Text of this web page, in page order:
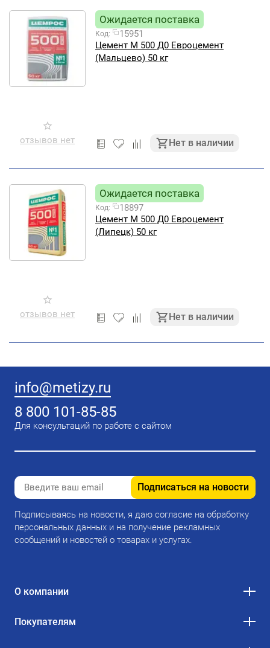
отзывов нет
Ожидается поставка
Код:
15951
Цемент М 500 Д0 Евроцемент
(Мальцево) 50 кг
Нет в наличии
отзывов нет
Ожидается поставка
Код:
18897
Цемент М 500 Д0 Евроцемент
(Липецк) 50 кг
Нет в наличии
info@metizy.ru
8 800 101-85-85
Для консультаций по работе с сайтом
Подписаться на новости
Подписываясь на новости, я даю согласие на обработку
персональных данных и на получение рекламных
сообщений и новостей о товарах и услугах.
О компании
Покупателям